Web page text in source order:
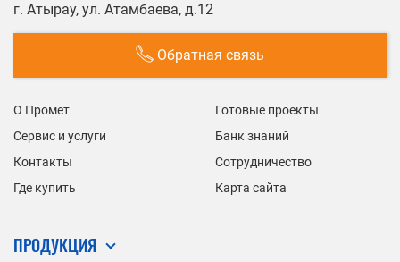
г. Атырау, ул. Атамбаева, д.12
Обратная связь
О Промет
Готовые проекты
Сервис и услуги
Банк знаний
Контакты
Сотрудничество
Где купить
Карта сайта
ПРОДУКЦИЯ